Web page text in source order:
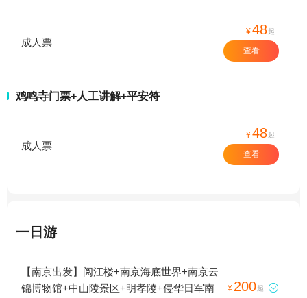
成人票
¥48起
查看
鸡鸣寺门票+人工讲解+平安符
成人票
¥48起
查看
一日游
【南京出发】阅江楼+南京海底世界+南京云
锦博物馆+中山陵景区+明孝陵+侵华日军南
¥ 200起 